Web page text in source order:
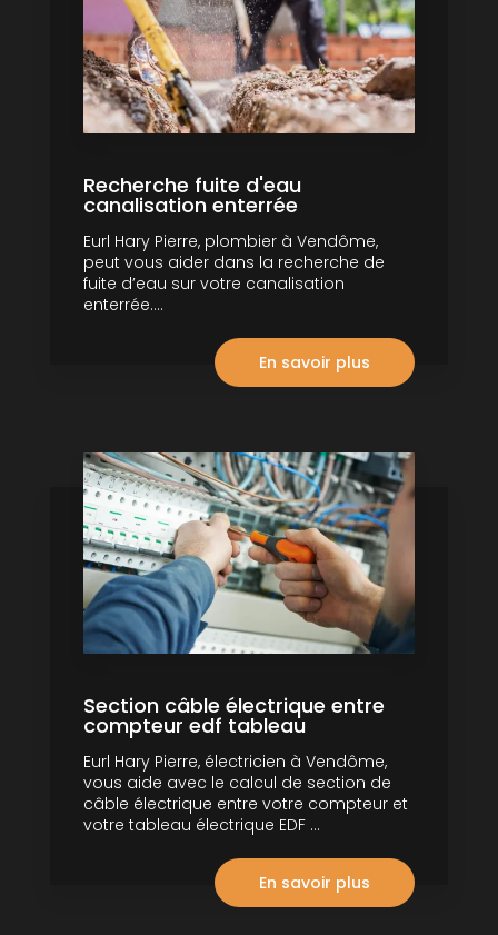
Recherche fuite d'eau
canalisation enterrée
Eurl Hary Pierre, plombier à Vendôme,
peut vous aider dans la recherche de
fuite d’eau sur votre canalisation
enterrée....
En savoir plus
Section câble électrique entre
compteur edf tableau
Eurl Hary Pierre, électricien à Vendôme,
vous aide avec le calcul de section de
câble électrique entre votre compteur et
votre tableau électrique EDF ...
En savoir plus